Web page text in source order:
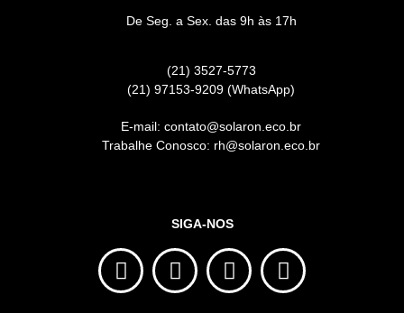
De Seg. a Sex. das 9h às 17h
(21) 3527-5773
(21) 97153-9209 (WhatsApp)
E-mail: contato@solaron.eco.br
Trabalhe Conosco: rh@solaron.eco.br
SIGA-NOS